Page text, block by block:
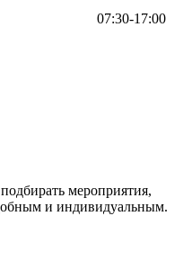
07:30-17:00
мероприятия,
и индивидуальным.